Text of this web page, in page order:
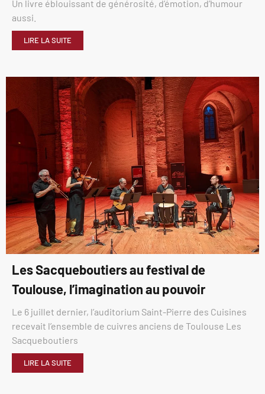
Un livre éblouissant de générosité, d’émotion, d’humour
aussi.
LIRE LA SUITE
Les Sacqueboutiers au festival de
Toulouse, l’imagination au pouvoir
Le 6 juillet dernier, l’auditorium Saint-Pierre des Cuisines
recevait l’ensemble de cuivres anciens de Toulouse Les
Sacqueboutiers
LIRE LA SUITE